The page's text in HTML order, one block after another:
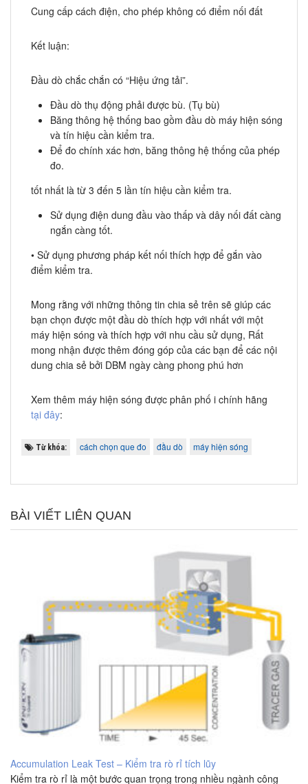
Cung cấp cách điện, cho phép không có điểm nối đất
Kết luận:
Đầu dò chắc chắn có “Hiệu ứng tải”.
Đầu dò thụ động phải được bù. (Tụ bù)
Băng thông hệ thống bao gồm đầu dò máy hiện sóng
và tín hiệu cần kiểm tra.
Để đo chính xác hơn, băng thông hệ thống của phép
đo.
tốt nhất là từ 3 đến 5 lần tín hiệu cần kiểm tra.
Sử dụng điện dung đầu vào thấp và dây nối đất càng
ngắn càng tốt.
• Sử dụng phương pháp kết nối thích hợp để gắn vào
điểm kiểm tra.
Mong rằng với những thông tin chia sẻ trên sẽ giúp các
bạn chọn được một đầu dò thích hợp với nhất với một
máy hiện sóng và thích hợp với nhu cầu sử dụng, Rất
mong nhận được thêm đóng góp của các bạn để các nội
dung chia sẻ bởi DBM ngày càng phong phú hơn
Xem thêm máy hiện sóng được phân phố i chính hãng
tại đây:
Từ khóa: cách chọn que đo đầu dò máy hiện sóng
BÀI VIẾT LIÊN QUAN
Accumulation Leak Test – Kiểm tra rò rỉ tích lũy
Kiểm tra rò rỉ là một bước quan trọng trong nhiều ngành công